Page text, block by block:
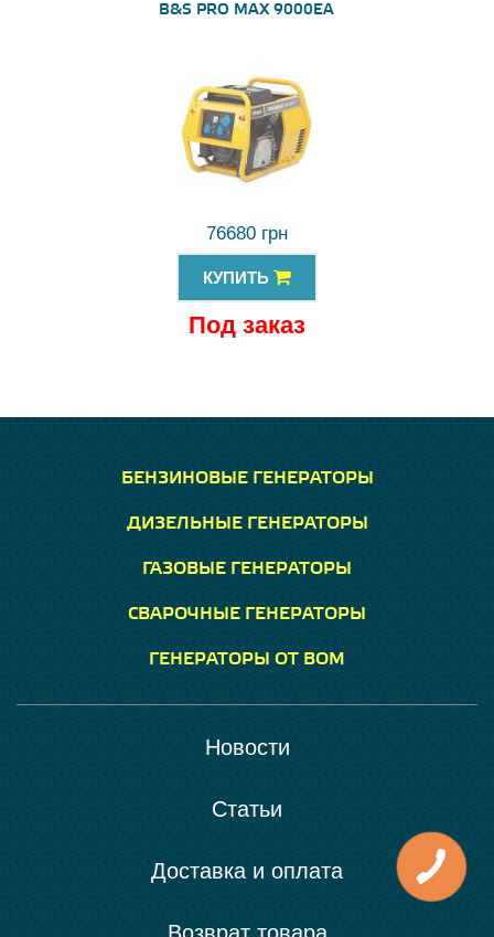
B&S PRO MAX 9000EA
76680 грн
КУПИТЬ
Под заказ
БЕНЗИНОВЫЕ ГЕНЕРАТОРЫ
ДИЗЕЛЬНЫЕ ГЕНЕРАТОРЫ
ГАЗОВЫЕ ГЕНЕРАТОРЫ
СВАРОЧНЫЕ ГЕНЕРАТОРЫ
ГЕНЕРАТОРЫ ОТ ВОМ
Новости
Статьи
Доставка и оплата